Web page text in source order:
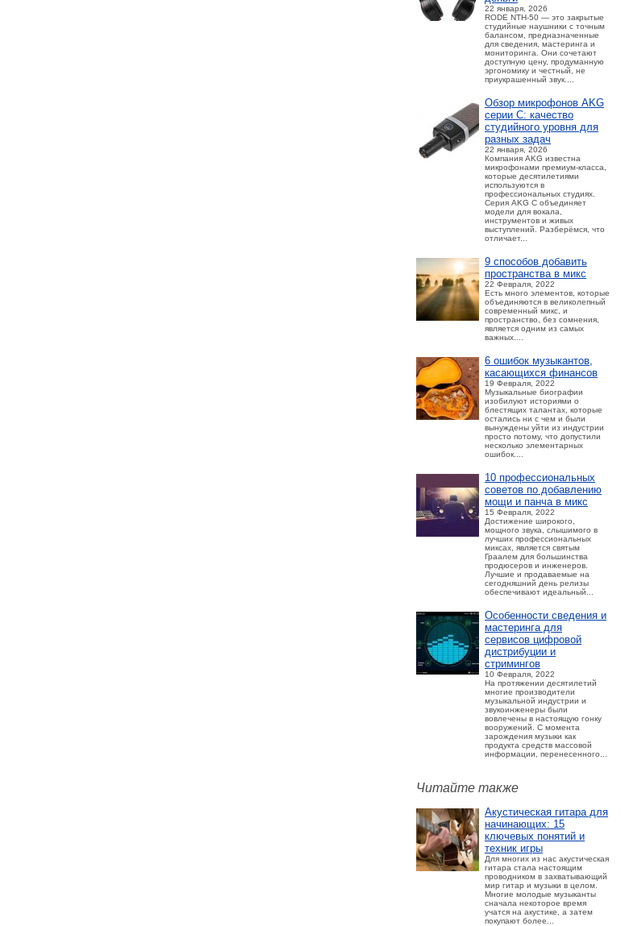
22 января, 2026
RODE NTH-50 — это закрытые
студийные наушники с точным
балансом, предназначенные
для сведения, мастеринга и
мониторинга. Они сочетают
доступную цену, продуманную
эргономику и честный, не
приукрашенный звук....
Обзор микрофонов AKG
серии C: качество
студийного уровня для
разных задач
22 января, 2026
Компания AKG известна
микрофонами премиум-класса,
которые десятилетиями
используются в
профессиональных студиях.
Серия AKG C объединяет
модели для вокала,
инструментов и живых
выступлений. Разберёмся, что
отличает...
9 способов добавить
пространства в микс
22 Февраля, 2022
Есть много элементов, которые
объединяются в великолепный
современный микс, и
пространство, без сомнения,
является одним из самых
важных....
6 ошибок музыкантов,
касающихся финансов
19 Февраля, 2022
Музыкальные биографии
изобилуют историями о
блестящих талантах, которые
остались ни с чем и были
вынуждены уйти из индустрии
просто потому, что допустили
несколько элементарных
ошибок....
10 профессиональных
советов по добавлению
мощи и панча в микс
15 Февраля, 2022
Достижение широкого,
мощного звука, слышимого в
лучших профессиональных
миксах, является святым
Граалем для большинства
продюсеров и инженеров.
Лучшие и продаваемые на
сегодняшний день релизы
обеспечивают идеальный...
Особенности сведения и
мастеринга для
сервисов цифровой
дистрибуции и
стримингов
10 Февраля, 2022
На протяжении десятилетий
многие производители
музыкальной индустрии и
звукоинженеры были
вовлечены в настоящую гонку
вооружений. С момента
зарождения музыки как
продукта средств массовой
информации, перенесенного...
Читайте также
Акустическая гитара для
начинающих: 15
ключевых понятий и
техник игры
Для многих из нас акустическая
гитара стала настоящим
проводником в захватывающий
мир гитар и музыки в целом.
Многие молодые музыканты
сначала некоторое время
учатся на акустике, а затем
покупают более...